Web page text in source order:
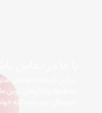
با ما در تماس
در این خبرنامه تازه‌های
به همراه راه‌کارهای
دیجیتال، برای شما ارئه